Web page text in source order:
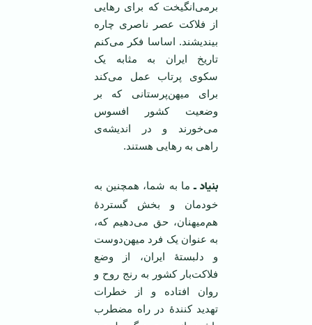
برمی‌انگیخت که برای رهایی
از فلاکت عصر ناصری چاره
بیندیشند. اساسا فکر می‌کنم
تاریخ ایران به مثابه یک
سکوی پرتاب عمل می‌کند
برای میهن‌پرستانی که بر
وضعیت کشور افسوس
می‌خورند و در اندیشه‌ی
راهی به رهایی هستند.
بنیاد ـ ما به شما، همچنین به
خودمان و بخش گستردۀ
هم‌میهنان، حق می‌دهیم که،
به عنوان یک فرد میهن‌دوست
و دلبستۀ ایران، از وضع
فلاکت‌بار کشور به رنج روح و
روان افتاده و از خطرات
تهدید کنندۀ در راه مضطرب